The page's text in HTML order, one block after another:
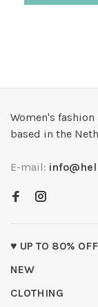
Women's
based in the
E-mail:
♥ UP TO 80%
NEW
CLOTHING